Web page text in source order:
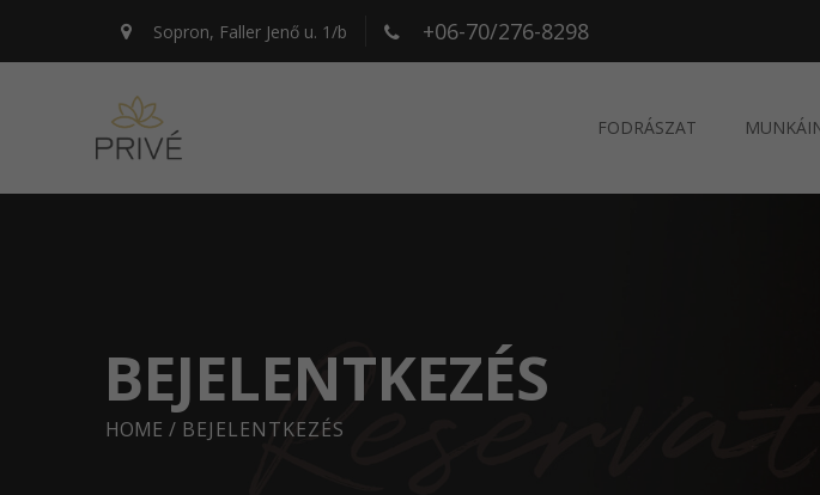
Sopron, Faller Jenő u. 1/b +06-70/276-8298
FODRÁSZAT
BEJELENTKEZÉS
HOME / BEJELENTKEZÉS